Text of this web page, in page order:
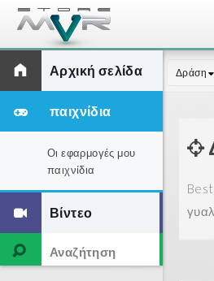
Αρχική σελίδα
παιχνίδια
Οι εφαρμογές μου
παιχνίδια
Βίντεο
Δράση
Best